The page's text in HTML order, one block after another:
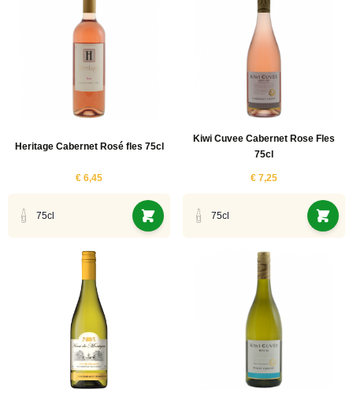
Heritage Cabernet Rosé fles 75cl
€ 6,45
75cl
Kiwi Cuvee Cabernet Rose Fles
75cl
€ 7,25
75cl